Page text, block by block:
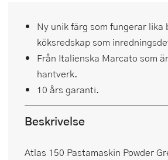
Ny unik färg som fungerar lika
köksredskap som
Från Italienska Marcato som
hantverk.
10 års garanti.
Beskrivelse
Atlas 150 Pastamaskin Powder